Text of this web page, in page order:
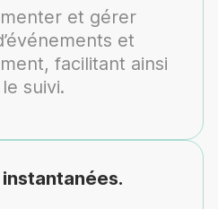
et gérer
et
facilitant ainsi
suivi.